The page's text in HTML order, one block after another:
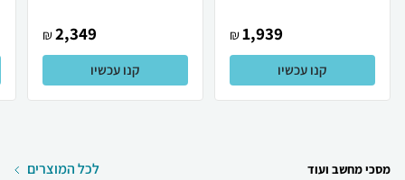
1,939
₪
קנו עכשיו
2,349
₪
קנו עכשיו
מסכי מחשב ועוד לכל המוצרים